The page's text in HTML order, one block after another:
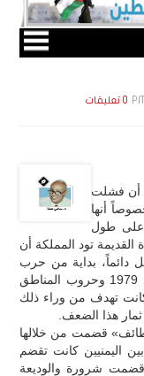
0 تعليقات
أن فشلت
أنها
على طول
تود المملكة أن
دائماً، بداية من حرب
العشرينيات، ومروراً في حرب 1972م، وحتى 1979 وحروب المناطق
كل مرة كانت تهدف من وراء ذلك
هذا الضعف.
قضمت من خلالها
اليمنيين كانت تقضم
قضمت شرورة والوديعة